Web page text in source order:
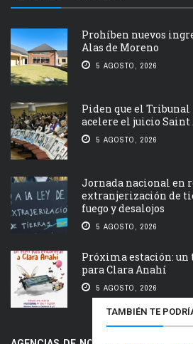
TAMBIÉN TE
Prohíben nuevos
Alas de Moreno
5 AGOSTO, 2026
Piden que el Tribunal
acelere el juicio
5 AGOSTO, 2026
Jornada nacional en
extranjerización de
fuego y desalojos
5 AGOSTO, 2026
Próxima estación: un
para Clara Anahí
5 AGOSTO, 2026